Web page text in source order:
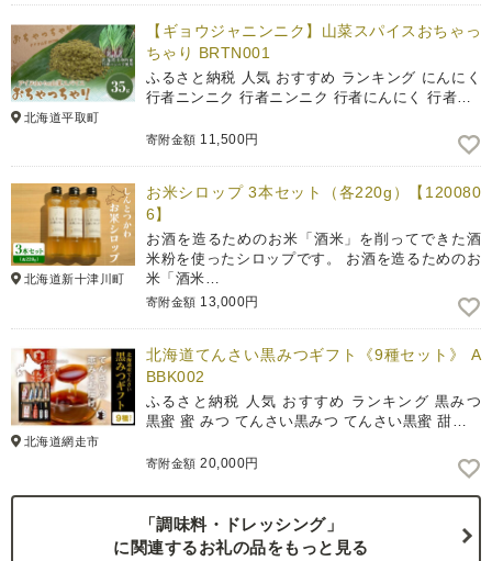
北海道平取町
【ギョウジャニンニク】山菜スパイスおちゃっ
ちゃり BRTN001
ふるさと納税 人気 おすすめ ランキング にんにく
行者ニンニク 行者ニンニク 行者にんにく 行者…
寄附金額 11,500円
北海道新十津川町
お米シロップ 3本セット（各220g）【120080
6】
お酒を造るためのお米「酒米」を削ってできた酒
米粉を使ったシロップです。 お酒を造るためのお
米「酒米…
寄附金額 13,000円
北海道網走市
北海道てんさい黒みつギフト《9種セット》 A
BBK002
ふるさと納税 人気 おすすめ ランキング 黒みつ
黒蜜 蜜 みつ てんさい黒みつ てんさい黒蜜 甜…
寄附金額 20,000円
「調味料・ドレッシング」
に関連するお礼の品をもっと見る